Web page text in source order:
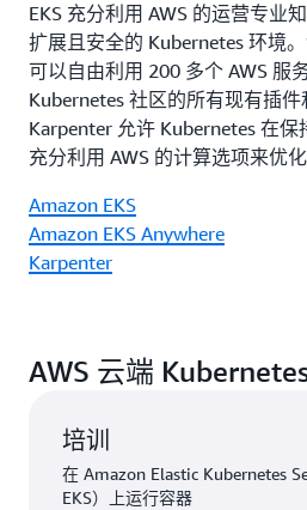
EKS 充分利用 AWS 的运营专业
扩展且安全的 Kubernetes 环境
可以自由利用 200 多个 AWS 服
Kubernetes 社区的所有现有插件
Karpenter 允许 Kubernetes 在
充分利用 AWS 的计算选项来优化
Amazon EKS
Amazon EKS Anywhere
Karpenter
AWS 云端
培训
在 Amazon Elastic Kubernetes
EKS）上运行容器